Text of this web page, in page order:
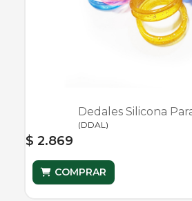
Dedales Silicona
(DDAL )
$ 2.869
COMPRAR